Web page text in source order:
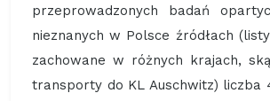
przeprowadzonych badań
nieznanych w Polsce źródłach
zachowane w różnych krajach,
transporty do KL Auschwitz) liczba